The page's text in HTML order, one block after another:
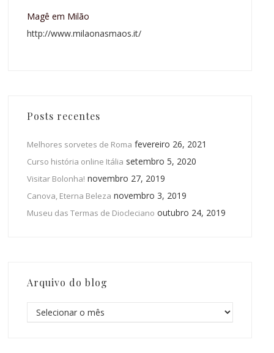
Magê em Milão
http://www.milaonasmaos.it/
Posts recentes
Melhores sorvetes de Roma fevereiro 26, 2021
Curso história online Itália setembro 5, 2020
Visitar Bolonha! novembro 27, 2019
Canova, Eterna Beleza novembro 3, 2019
Museu das Termas de Diocleciano outubro 24, 2019
Arquivo do blog